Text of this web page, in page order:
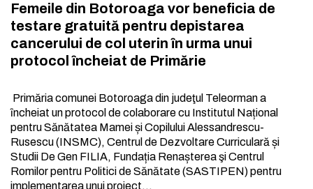
Femeile din Botoroaga vor beneficia de
testare gratuită pentru depistarea
cancerului de col uterin ȋn urma unui
protocol ȋncheiat de Primărie
Primăria comunei Botoroaga din judeţul Teleorman a
ȋncheiat un protocol de colaborare cu Institutul Național
pentru Sănătatea Mamei și Copilului Alessandrescu-
Rusescu (INSMC), Centrul de Dezvoltare Curriculară și
Studii De Gen FILIA, Fundația Renașterea şi Centrul
Romilor pentru Politici de Sănătate (SASTIPEN) pentru
implementarea unui proiect…